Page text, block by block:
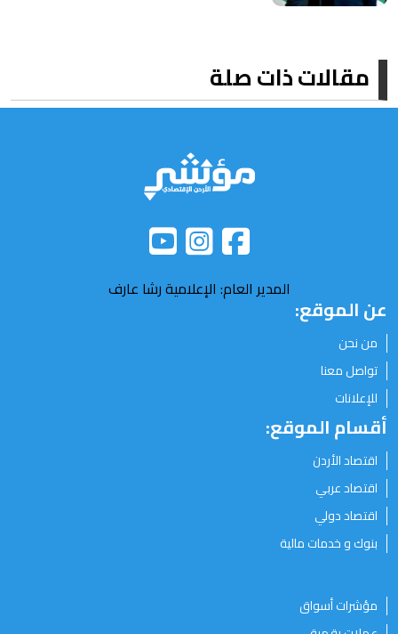
مقالات ذات صلة
المدير العام: الإعلامية رشا عارف
عن الموقع:
من نحن
تواصل معنا
للإعلانات
أقسام الموقع:
اقتصاد الأردن
اقتصاد عربي
اقتصاد دولي
بنوك و خدمات مالية
مؤشرات أسواق